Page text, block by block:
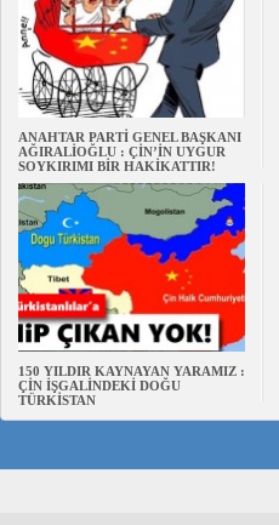
ANAHTAR PARTİ GENEL BAŞKANI
AĞIRALİOĞLU : ÇİN’İN UYGUR
SOYKIRIMI BİR HAKİKATTIR!
150 YILDIR KAYNAYAN YARAMIZ :
ÇİN İŞGALİNDEKİ DOĞU
TÜRKİSTAN